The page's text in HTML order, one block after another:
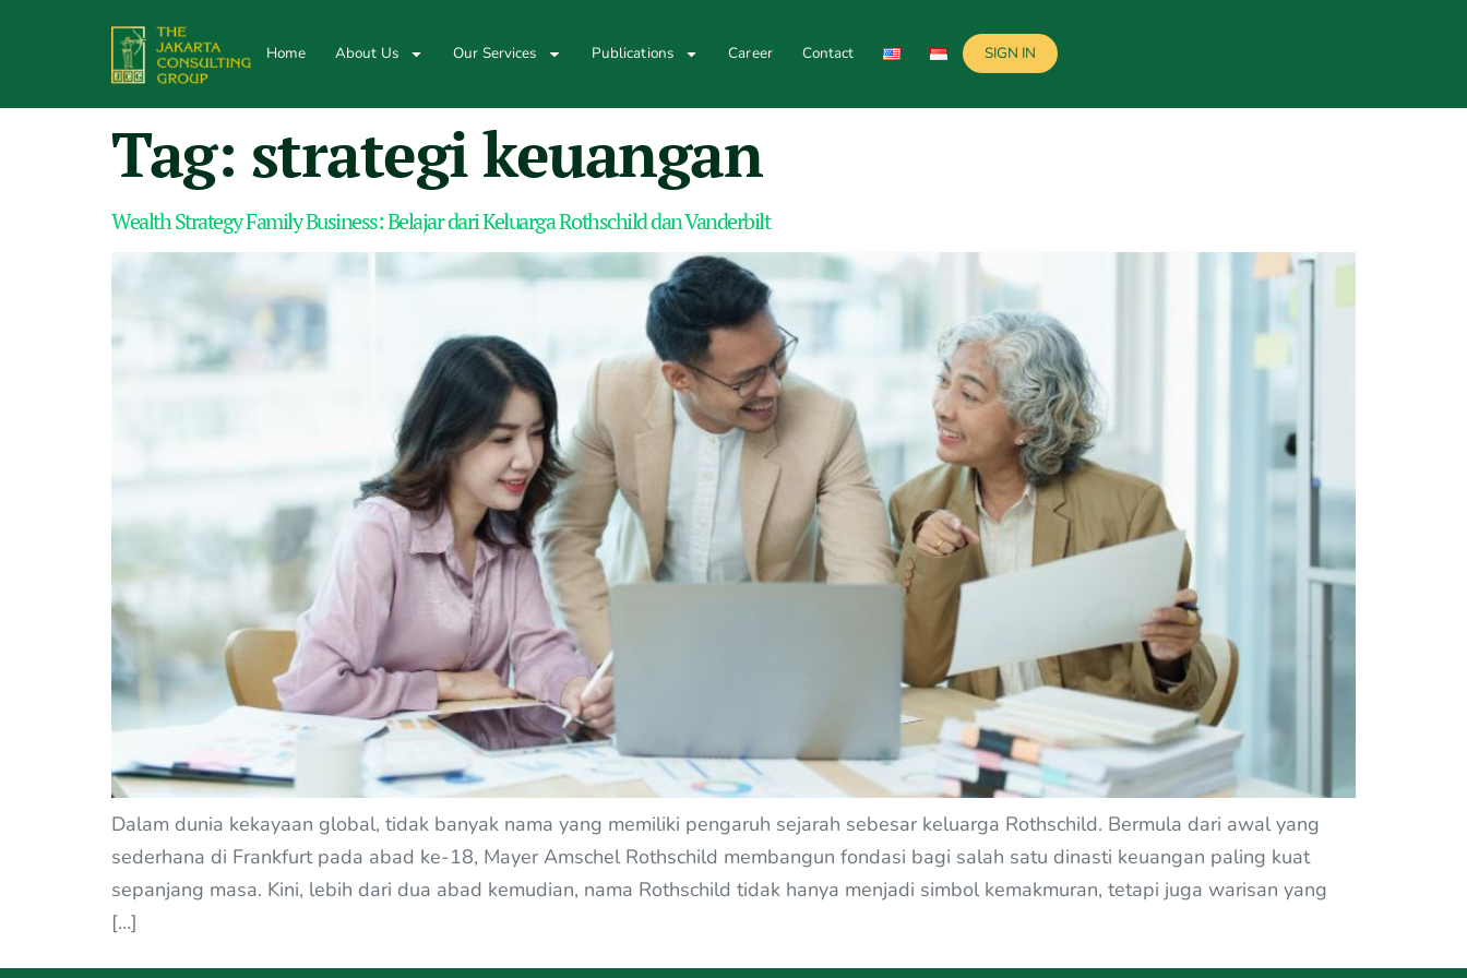
Home About Us Our Services Publications Career Contact SIGN IN
Tag: strategi keuangan
Wealth Strategy Family Business: Belajar dari Keluarga Rothschild dan Vanderbilt
Dalam dunia kekayaan global, tidak banyak nama yang memiliki pengaruh sejarah sebesar keluarga Rothschild. Bermula dari awal yang
sederhana di Frankfurt pada abad ke-18, Mayer Amschel Rothschild membangun fondasi bagi salah satu dinasti keuangan paling kuat
sepanjang masa. Kini, lebih dari dua abad kemudian, nama Rothschild tidak hanya menjadi simbol kemakmuran, tetapi juga warisan yang
[…]